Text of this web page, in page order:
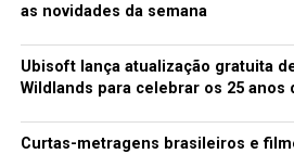
as novidades da semana
Ubisoft lança atualização gratuita
Wildlands para celebrar os 25 anos
Curtas-metragens brasileiros e